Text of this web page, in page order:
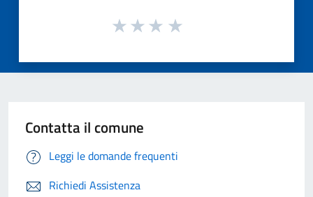
Contatta il comune
Leggi le domande frequenti
Richiedi Assistenza